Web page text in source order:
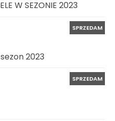
W SEZONIE 2023
SPRZEDAM
2023
SPRZEDAM